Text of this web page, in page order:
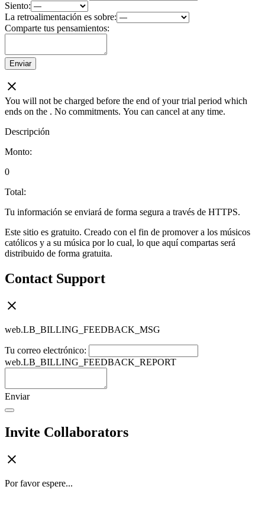
Siento:
La retroalimentación es sobre:
Comparte tus pensamientos:
Enviar
You will not be charged before the end of your trial period which
ends on the . No commitments. You can cancel at any time.
Descripción
Monto:
0
Total:
Tu información se enviará de forma segura a través de HTTPS.
Este sitio es gratuito. Creado con el fin de promover a los músicos
católicos y a su música por lo cual, lo que aquí compartas será
distribuido de forma gratuita.
Contact Support
web.LB_BILLING_FEEDBACK_MSG
Tu correo electrónico:
web.LB_BILLING_FEEDBACK_REPORT
Enviar
Invite Collaborators
Por favor espere...